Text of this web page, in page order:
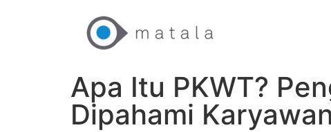
Apa Itu PKWT?
Dipahami